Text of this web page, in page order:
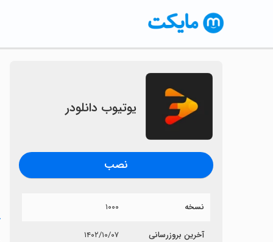
یوتیوب دانلودر
نصب
نسخه ۱۰۰۰
آخرین بروزرسانی ۱۴۰۲/۱۰/۰۷